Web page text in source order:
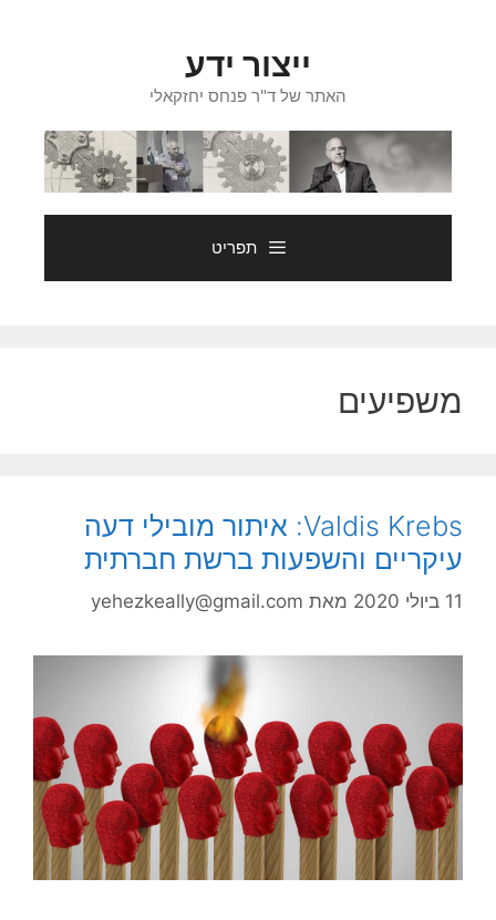
ייצור ידע
האתר של ד"ר פנחס יחזקאלי
תפריט
משפיעים
Valdis Krebs: איתור מובילי דעה
עיקריים והשפעות ברשת חברתית
11 ביולי 2020 מאת yehezkeally@gmail.com